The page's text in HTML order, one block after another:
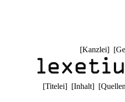
[Kanzlei] [
[Titelei] [Inhalt] [Quellen